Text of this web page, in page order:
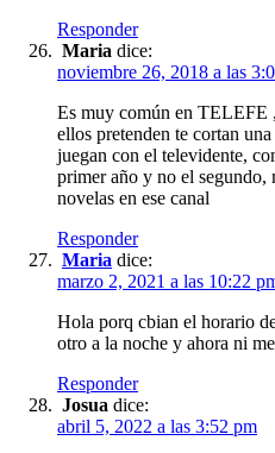
Responder
Maria dice:
noviembre 26, 2018 a las
Es muy común en TELEFE
ellos pretenden te cortan
juegan con el televidente,
primer año y no el segundo,
novelas en ese canal
Responder
Maria dice:
marzo 2, 2021 a las 10:22
Hola porq cbian el horario
otro a la noche y ahora ni
Responder
Josua dice:
abril 5, 2022 a las 3:52 pm